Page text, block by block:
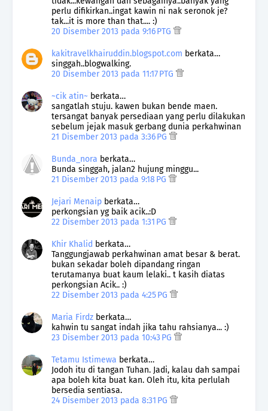
perlu difikirkan..ingat kawin ni nak seronok je?
tak...it is more than that.... :)
20 Disember 2013 pada 9:16 PTG
kakitravelkhairuddin.blogspot.com berkata…
singgah..blogwalking.
20 Disember 2013 pada 11:17 PTG
~cik atin~ berkata…
sangatlah stuju. kawen bukan bende maen.
tersangat banyak persediaan yang perlu dilakukan
sebelum jejak masuk gerbang dunia perkahwinan
21 Disember 2013 pada 3:36 PG
Bunda_nora berkata…
Bunda singgah, jalan2 hujung minggu...
21 Disember 2013 pada 9:18 PG
Jejari Menaip berkata…
perkongsian yg baik acik..:D
22 Disember 2013 pada 1:31 PG
Khir Khalid berkata…
Tanggungjawab perkahwinan amat besar & berat.
bukan sekadar boleh dipandang ringan
terutamanya buat kaum lelaki.. t kasih diatas
perkongsian Acik.. :)
22 Disember 2013 pada 4:25 PG
Maria Firdz berkata…
kahwin tu sangat indah jika tahu rahsianya... :)
23 Disember 2013 pada 10:43 PG
Tetamu Istimewa berkata…
Jodoh itu di tangan Tuhan. Jadi, kalau dah sampai
apa boleh kita buat kan. Oleh itu, kita perlulah
bersedia sentiasa.
24 Disember 2013 pada 8:31 PG